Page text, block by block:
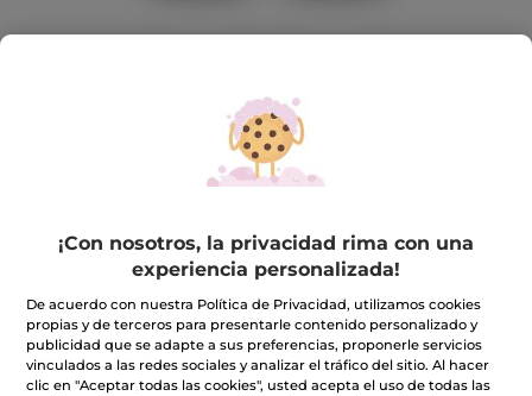
1+1 La Supra Esencia Correctora 30 ml
Regenera, alisa e hidrata
★★★★★
★★★★★
5
Leer
de
La
Supra
Esencia
Correctora
(2)INCLUIR UNA RESEÑA
59,90€ 119,80€
Cantidad
AÑADIR A MI CESTA
¡Con nosotros, la privacidad rima con una
experiencia personalizada!
De acuerdo con nuestra Política de Privacidad, utilizamos cookies
propias y de terceros para presentarle contenido personalizado y
publicidad que se adapte a sus preferencias, proponerle servicios
vinculados a las redes sociales y analizar el tráfico del sitio. Al hacer
clic en "Aceptar todas las cookies", usted acepta el uso de todas las